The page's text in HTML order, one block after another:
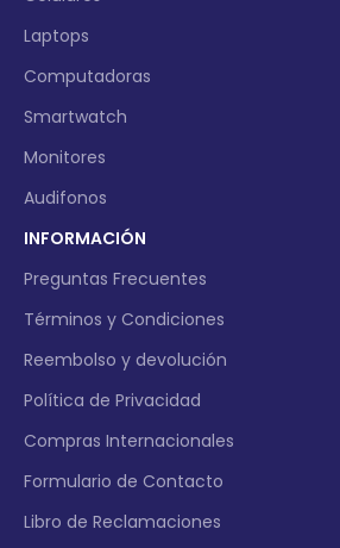
Laptops
Computadoras
Smartwatch
Monitores
Audifonos
INFORMACIÓN
Preguntas Frecuentes
Términos y Condiciones
Reembolso y devolución
Política de Privacidad
Compras Internacionales
Formulario de Contacto
Libro de Reclamaciones